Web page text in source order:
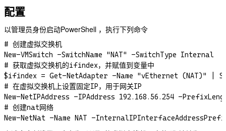
配置
以管理员身份启动PowerShell ，执行下列命令
# 创建虚拟交换机
New-VMSwitch -SwitchName "NAT" -SwitchType Internal
# 获取虚拟交换机的ifindex，并赋值到变量中
$ifindex = Get-NetAdapter -Name "vEthernet (NAT)" |
# 在虚拟交换机上设置固定IP，用于网关IP
New-NetIPAddress -IPAddress 192.168.56.254 -
# 创建nat网络